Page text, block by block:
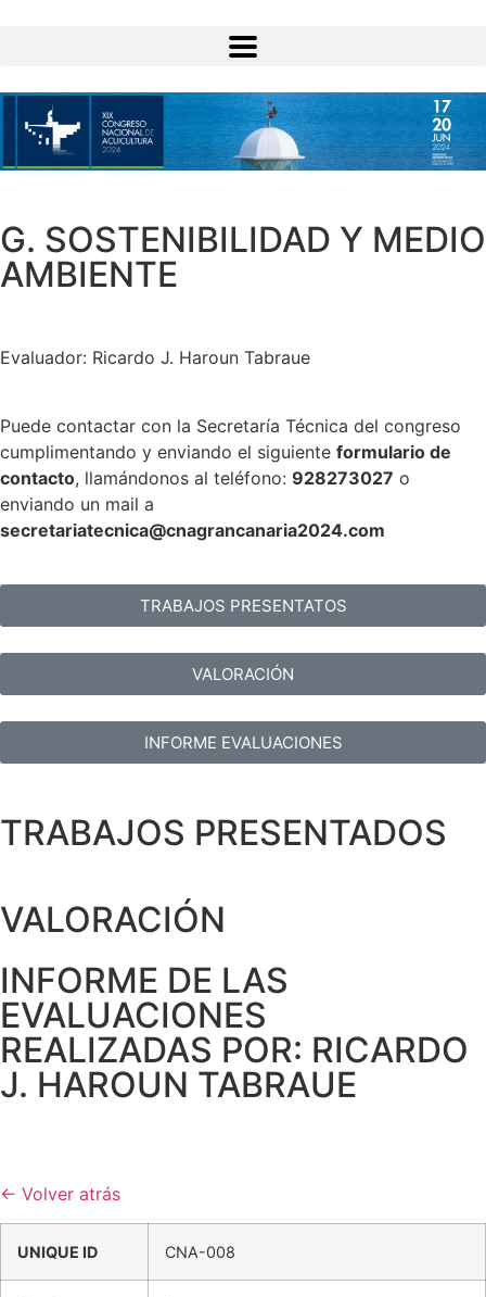
G. SOSTENIBILIDAD Y MEDIO
AMBIENTE
Evaluador: Ricardo J. Haroun Tabraue
Puede contactar con la Secretaría Técnica del congreso
cumplimentando y enviando el siguiente formulario de
contacto, llamándonos al teléfono: 928273027 o
enviando un mail a
secretariatecnica@cnagrancanaria2024.com
TRABAJOS PRESENTATOS
VALORACIÓN
INFORME EVALUACIONES
TRABAJOS PRESENTADOS
VALORACIÓN
INFORME DE LAS
EVALUACIONES
REALIZADAS POR: RICARDO
J. HAROUN TABRAUE
← Volver atrás
UNIQUE ID CNA-008